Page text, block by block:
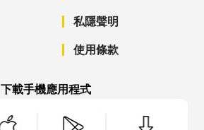
私隱聲明
使用條款
下載手機應用程式